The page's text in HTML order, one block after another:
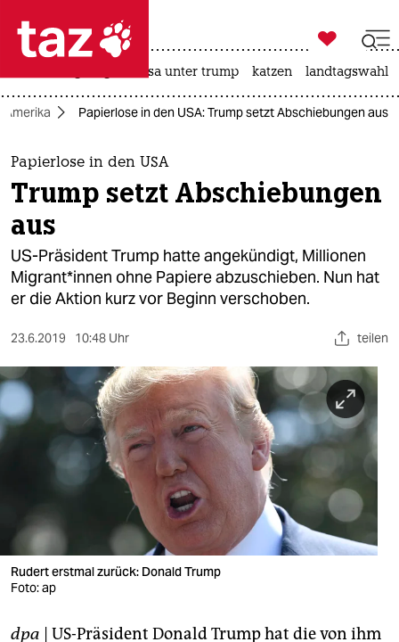
 taz zahl ich
taz zahl ich
themen
politik
öko
gesellschaft
sport
berlin
wahrheit
verlag
verlag
veranstaltungen
shop

taz zahl ich
usa unter trump katzen landtagswahl
Amerika Papierlose in den USA: Trump setzt Abschiebungen aus
Papierlose in den USA
Trump setzt Abschiebungen
aus
US-Präsident Trump hatte angekündigt, Millionen
Migrant*innen ohne Papiere abzuschieben. Nun hat
er die Aktion kurz vor Beginn verschoben.
23.6.2019 10:48 Uhr teilen
Rudert erstmal zurück: Donald Trump
Foto: ap
dpa | US-Präsident Donald Trump hat die von ihm